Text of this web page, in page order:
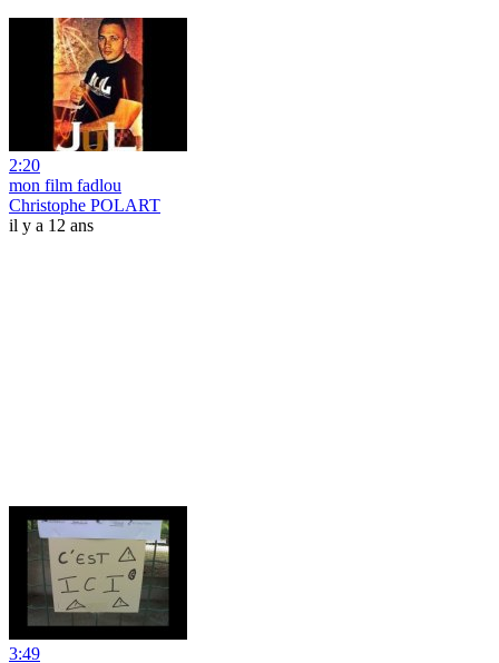
2:20
mon film fadlou
Christophe POLART
il y a 12 ans
3:49